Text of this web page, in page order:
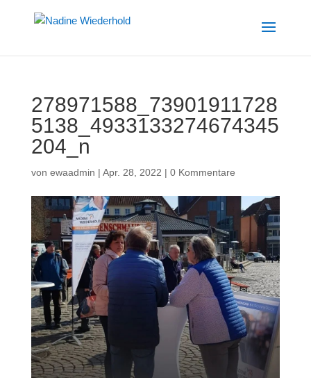
278971588_73901911728
5138_4933133274674345
204_n
von ewaadmin | Apr. 28, 2022 | 0 Kommentare